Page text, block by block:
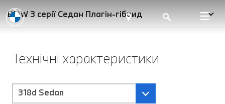
BMW 3 серії Седан Плагін-гібрид
Технічні характеристики
318d Sedan